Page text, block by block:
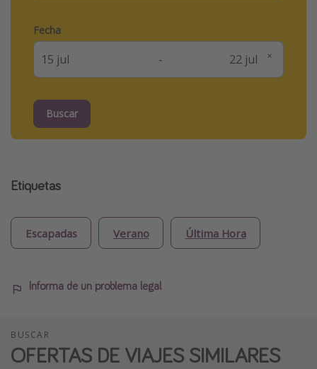
Fecha
-
Buscar
Etiquetas
Escapadas Verano Última Hora
Informa de un problema legal
BUSCAR
OFERTAS DE VIAJES SIMILARES